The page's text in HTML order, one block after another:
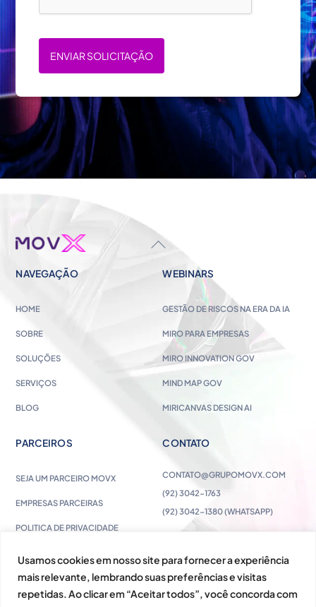
Usamos cookies em nosso site para fornecer a experiência
mais relevante, lembrando suas preferências e visitas
repetidas. Ao clicar em “Aceitar todos”, você concorda com
ENVIAR SOLICITAÇÃO
BACK
TOP
NAVEGAÇÃO
HOME
SOBRE
SOLUÇÕES
SERVIÇOS
BLOG
WEBINARS
GESTÃO DE RISCOS NA ERA DA IA
MIRO PARA EMPRESAS
MIRO INNOVATION GOV
MIND MAP GOV
MIRICANVAS DESIGN AI
PARCEIROS
SEJA UM PARCEIRO MOVX
EMPRESAS PARCEIRAS
POLITICA DE PRIVACIDADE
CONTATO
CONTATO@GRUPOMOVX.COM
(92) 3042-1763
(92) 3042-1380 (WHATSAPP)